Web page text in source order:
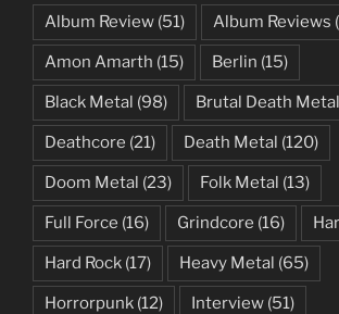
Album Review (51) Album Reviews
Amon Amarth (15) Berlin (15)
Black Metal (98) Brutal Death Metal
Deathcore (21) Death Metal (120)
Doom Metal (23) Folk Metal (13)
Full Force (16) Grindcore (16)
Hard Rock (17) Heavy Metal (65)
Horrorpunk (12) Interview (51)